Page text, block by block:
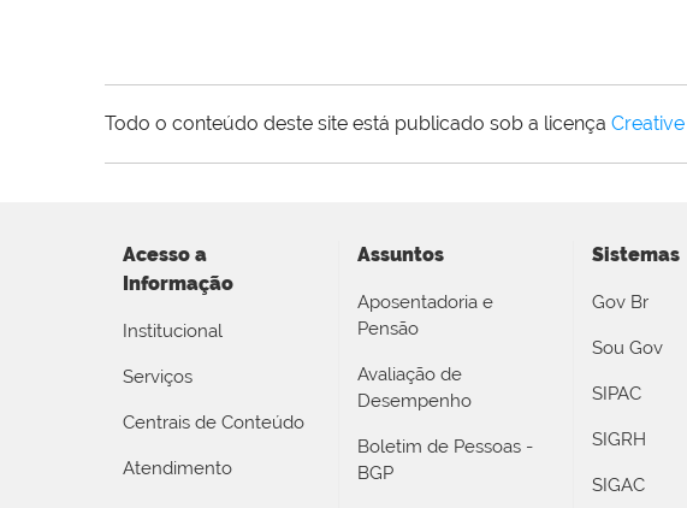
Todo o conteúdo deste site está publicado sob a licença
Acesso a
Informação
Institucional
Serviços
Centrais de Conteúdo
Atendimento
Assuntos
Aposentadoria e
Pensão
Avaliação de
Desempenho
Boletim de Pessoas -
BGP
Sistemas
Gov Br
Sou Gov
SIPAC
SIGRH
SIGAC